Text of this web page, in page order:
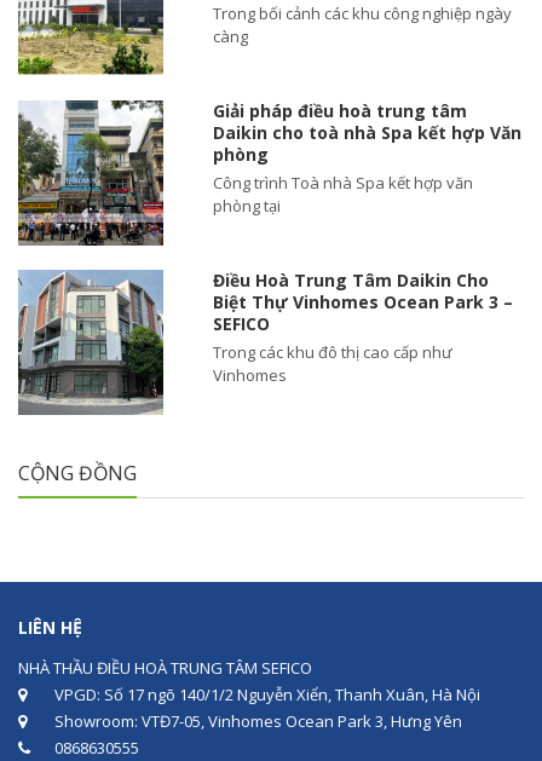
Trong bối cảnh các khu công nghiệp ngày
càng
Giải pháp điều hoà trung tâm
Daikin cho toà nhà Spa kết hợp Văn
phòng
Công trình Toà nhà Spa kết hợp văn
phòng tại
Điều Hoà Trung Tâm Daikin Cho
Biệt Thự Vinhomes Ocean Park 3 –
SEFICO
Trong các khu đô thị cao cấp như
Vinhomes
CỘNG ĐỒNG
LIÊN HỆ
NHÀ THẦU ĐIỀU HOÀ TRUNG TÂM SEFICO
VPGD: Số 17 ngõ 140/1/2 Nguyễn Xiển, Thanh Xuân, Hà Nội
Showroom: VTĐ7-05, Vinhomes Ocean Park 3, Hưng Yên
0868630555